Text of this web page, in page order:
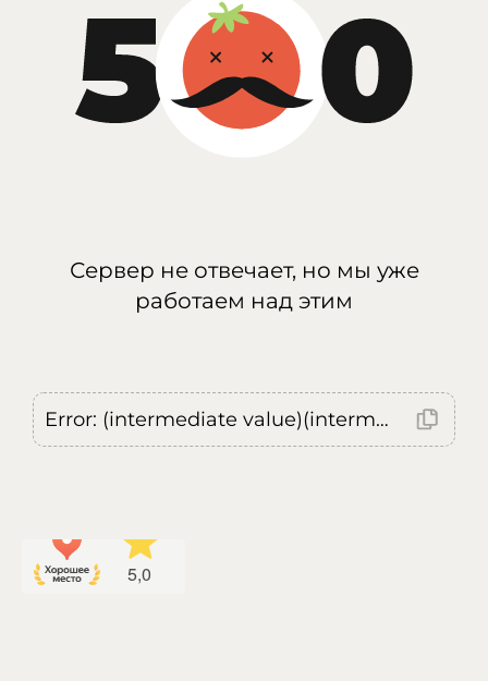
Сервер не отвечает, но мы уже
работаем над этим
Error: (intermediate value)(intermediate value)(intermediate value).replaceAll is not a function